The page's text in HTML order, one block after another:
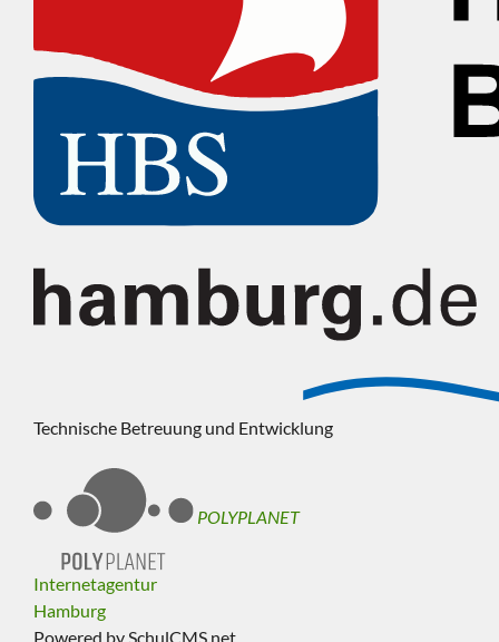
Technische Betreuung und Entwicklung
POLYPLANET
Internetagentur
Hamburg
Powered by SchulCMS.net